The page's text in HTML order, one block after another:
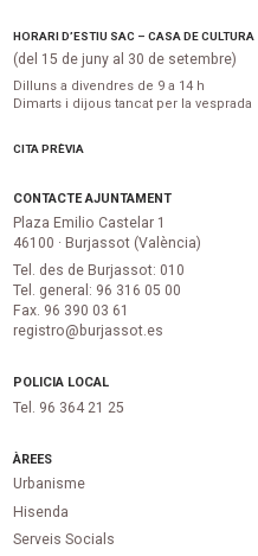
HORARI D’ESTIU SAC – CASA DE CULTURA
(del 15 de juny al 30 de setembre)
Dilluns a divendres de 9 a 14 h
Dimarts i dijous tancat per la vesprada
CITA PRÈVIA
CONTACTE AJUNTAMENT
Plaza Emilio Castelar 1
46100 · Burjassot (València)
Tel. des de Burjassot: 010
Tel. general: 96 316 05 00
Fax. 96 390 03 61
registro@burjassot.es
POLICIA LOCAL
Tel. 96 364 21 25
ÀREES
Urbanisme
Hisenda
Serveis Socials